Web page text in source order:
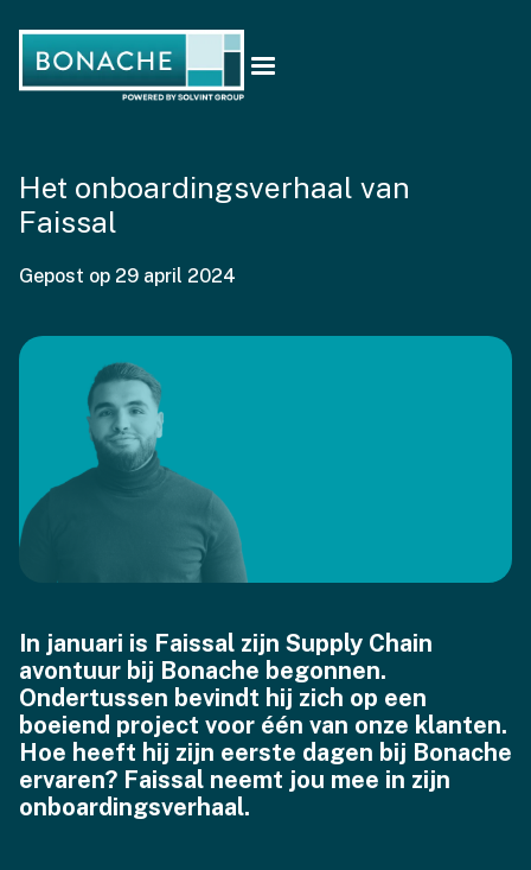
Het onboardingsverhaal van
Faissal
Gepost op 29 april 2024
In januari is Faissal zijn Supply Chain
avontuur bij Bonache begonnen.
Ondertussen bevindt hij zich op een
boeiend project voor één van onze klanten.
Hoe heeft hij zijn eerste dagen bij Bonache
ervaren? Faissal neemt jou mee in zijn
onboardingsverhaal.